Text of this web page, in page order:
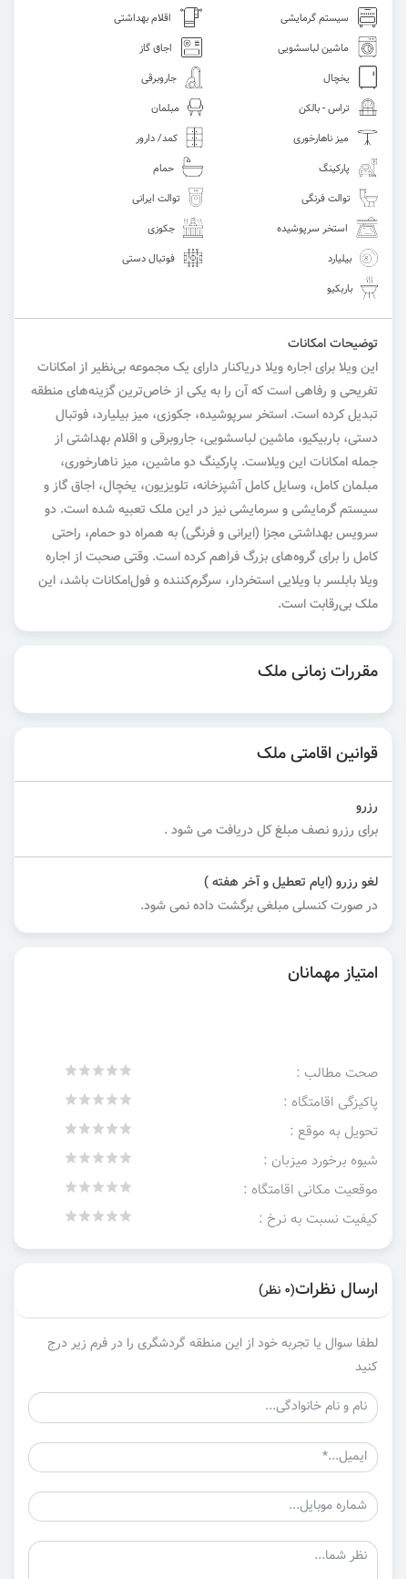
سیستم گرمایشی
اقلام بهداشتی
ماشین لباسشویی
اجاق گاز
یخچال
جاروبرقی
تراس - بالکن
مبلمان
میز ناهارخوری
کمد/ دارور
پارکینگ
حمام
توالت فرنگی
توالت ایرانی
استخر سرپوشیده
جکوزی
بیلیارد
فوتبال دستی
باربکیو
توضیحات امکانات
این ویلا برای اجاره ویلا دریاکنار دارای یک مجموعه بی‌نظیر از امکانات
تفریحی و رفاهی است که آن را به یکی از خاص‌ترین گزینه‌های منطقه
تبدیل کرده است. استخر سرپوشیده، جکوزی، میز بیلیارد، فوتبال
دستی، باربیکیو، ماشین لباسشویی، جاروبرقی و اقلام بهداشتی از
جمله امکانات این ویلاست. پارکینگ دو ماشین، میز ناهارخوری،
مبلمان کامل، وسایل کامل آشپزخانه، تلویزیون، یخچال، اجاق گاز و
سیستم گرمایشی و سرمایشی نیز در این ملک تعبیه شده است. دو
سرویس بهداشتی مجزا (ایرانی و فرنگی) به همراه دو حمام، راحتی
کامل را برای گروه‌های بزرگ فراهم کرده است. وقتی صحبت از اجاره
ویلا بابلسر با ویلایی استخردار، سرگرم‌کننده و فول‌امکانات باشد، این
ملک بی‌رقابت است.
مقررات زمانی ملک
قوانین اقامتی ملک
رزرو
برای رزرو نصف مبلغ کل دریافت می شود .
لغو رزرو (ایام تعطیل و آخر هفته )
در صورت کنسلی مبلغی برگشت داده نمی شود.
امتیاز مهمانان
صحت مطالب :
پاکیزگی اقامتگاه :
تحویل به موقع :
شیوه برخورد میزبان :
موقعیت مکانی اقامتگاه :
کیفیت نسبت به نرخ :
ارسال نظرات(0 نظر)
لطفا سوال یا تجربه خود از این منطقه گردشگری را در فرم زیر درج
کنید